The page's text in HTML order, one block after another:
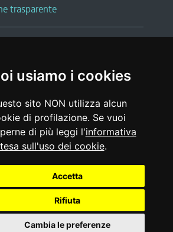
usiamo i cookies
sito NON utilizza alcun
di profilazione. Se vuoi
di più leggi l'informativa
sull'uso dei cookie.
Accetta
Rifiuta
Cambia le preferenze
trasparente
|note legali |glossario
media policy
accessibilità |feedback
cookie
Realizzato da